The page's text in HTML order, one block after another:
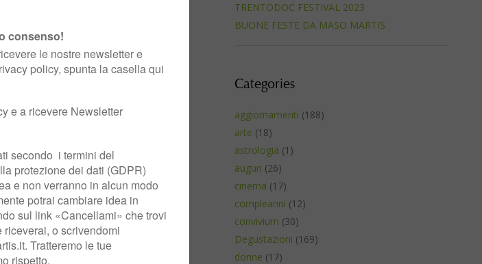
TRENTODOC FESTIVAL 2023
BUONE FESTE DA MASO MARTIS
Categories
aggiornamenti (188)
arte (18)
astrologia (1)
auguri (26)
cinema (17)
compleanni (12)
convivium (30)
Degustazioni (169)
donne (17)